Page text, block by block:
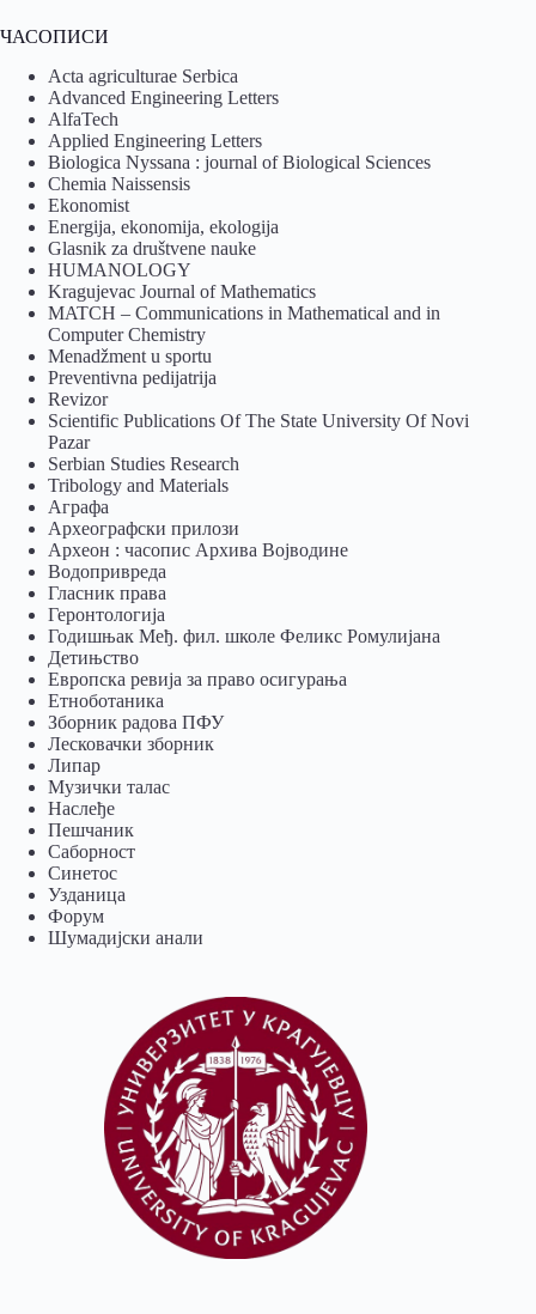
ЧАСОПИСИ
Acta agriculturae Serbica
Advanced Engineering Letters
AlfaTech
Applied Engineering Letters
Biologica Nyssana : journal of Biological Sciences
Chemia Naissensis
Ekonomist
Energija, ekonomija, ekologija
Glasnik za društvene nauke
HUMANOLOGY
Kragujevac Journal of Mathematics
MATCH – Communications in Mathematical and in
Computer Chemistry
Menadžment u sportu
Preventivna pedijatrija
Revizor
Scientific Publications Of The State University Of Novi
Pazar
Serbian Studies Research
Tribology and Materials
Аграфа
Археографски прилози
Археон : часопис Архива Војводине
Водопривреда
Гласник права
Геронтологија
Годишњак Међ. фил. школе Феликс Ромулијана
Детињство
Европска ревија за право осигурања
Eтноботаника
Зборник радова ПФУ
Лесковачки зборник
Липар
Музички талас
Наслеђе
Пешчаник
Саборност
Синетос
Узданица
Форум
Шумадијски анали